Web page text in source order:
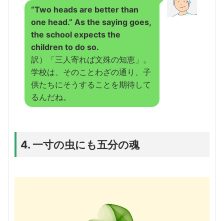
“Two heads are better than
one head.” As the saying goes,
the school expects the
children to do so.
訳）「三人寄れば文殊の知恵」。
学校は、そのことわざの通り、子
供たちにそうすることを期待して
るんだね。
4. 一寸の虫にも五分の魂